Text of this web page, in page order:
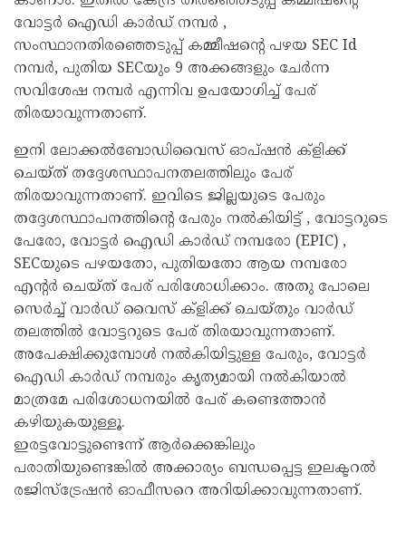
വോട്ടർ ഐഡി കാർഡ് നമ്പർ ,
സംസ്ഥാനതിരഞ്ഞെടുപ്പ് കമ്മീഷന്റെ പഴയ SEC Id
നമ്പർ, പുതിയ SECയും 9 അക്കങ്ങളും ചേർന്ന
സവിശേഷ നമ്പർ എന്നിവ ഉപയോഗിച്ച് പേര്
തിരയാവുന്നതാണ്.
ഇനി ലോക്കൽബോഡിവൈസ് ഓപ്ഷൻ ക്ളിക്ക്
ചെയ്ത് തദ്ദേശസ്ഥാപനതലത്തിലും പേര്
തിരയാവുന്നതാണ്. ഇവിടെ ജില്ലയുടെ പേരും
തദ്ദേശസ്ഥാപനത്തിന്റെ പേരും നൽകിയിട്ട് , വോട്ടറുടെ
പേരോ, വോട്ടർ ഐഡി കാർഡ് നമ്പരോ (EPIC) ,
SECയുടെ പഴയതോ, പുതിയതോ ആയ നമ്പരോ
എന്റർ ചെയ്ത് പേര് പരിശോധിക്കാം. അതു പോലെ
സെർച്ച് വാർഡ് വൈസ് ക്ളിക്ക് ചെയ്തും വാർഡ്
തലത്തിൽ വോട്ടറുടെ പേര് തിരയാവുന്നതാണ്.
അപേക്ഷിക്കുമ്പോൾ നൽകിയിട്ടുള്ള പേരും, വോട്ടർ
ഐഡി കാർഡ് നമ്പരും കൃത്യമായി നൽകിയാൽ
മാത്രമേ പരിശോധനയിൽ പേര് കണ്ടെത്താൻ
കഴിയുകയുള്ളൂ.
ഇരട്ടവോട്ടുണ്ടെന്ന് ആർക്കെങ്കിലും
പരാതിയുണ്ടെങ്കിൽ അക്കാര്യം ബന്ധപ്പെട്ട ഇലക്ടറൽ
രജിസ്ട്രേഷൻ ഓഫീസറെ അറിയിക്കാവുന്നതാണ്.